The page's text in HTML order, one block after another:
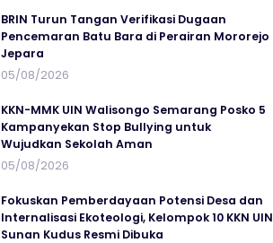
BRIN Turun Tangan Verifikasi Dugaan
Pencemaran Batu Bara di Perairan Mororejo
Jepara
05/08/2026
KKN-MMK UIN Walisongo Semarang Posko 5
Kampanyekan Stop Bullying untuk
Wujudkan Sekolah Aman
05/08/2026
Fokuskan Pemberdayaan Potensi Desa dan
Internalisasi Ekoteologi, Kelompok 10 KKN UIN
Sunan Kudus Resmi Dibuka